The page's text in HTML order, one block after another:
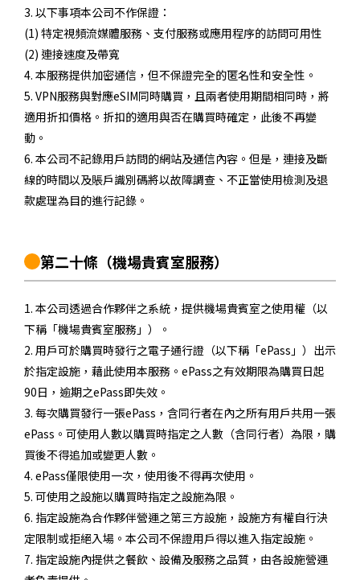
3. 以下事項本公司不作保證：
(1) 特定視頻流媒體服務、支付服務或應用程序的訪問可用性
(2) 連接速度及帶寬
4. 本服務提供加密通信，但不保證完全的匿名性和安全性。
5. VPN服務與對應eSIM同時購買，且兩者使用期間相同時，將
適用折扣價格。折扣的適用與否在購買時確定，此後不再變
動。
6. 本公司不記錄用戶訪問的網站及通信內容。但是，連接及斷
線的時間以及賬戶識別碼將以故障調查、不正當使用檢測及退
款處理為目的進行記錄。
第二十條 （機場貴賓室服務）
1. 本公司透過合作夥伴之系統，提供機場貴賓室之使用權（以
下稱「機場貴賓室服務」）。
2. 用戶可於購買時發行之電子通行證（以下稱「ePass」）出示
於指定設施，藉此使用本服務。ePass之有效期限為購買日起
90日，逾期之ePass即失效。
3. 每次購買發行一張ePass，含同行者在內之所有用戶共用一張
ePass。可使用人數以購買時指定之人數（含同行者）為限，購
買後不得追加或變更人數。
4. ePass僅限使用一次，使用後不得再次使用。
5. 可使用之設施以購買時指定之設施為限。
6. 指定設施為合作夥伴營運之第三方設施，設施方有權自行決
定限制或拒絕入場。本公司不保證用戶得以進入指定設施。
7. 指定設施內提供之餐飲、設備及服務之品質，由各設施營運